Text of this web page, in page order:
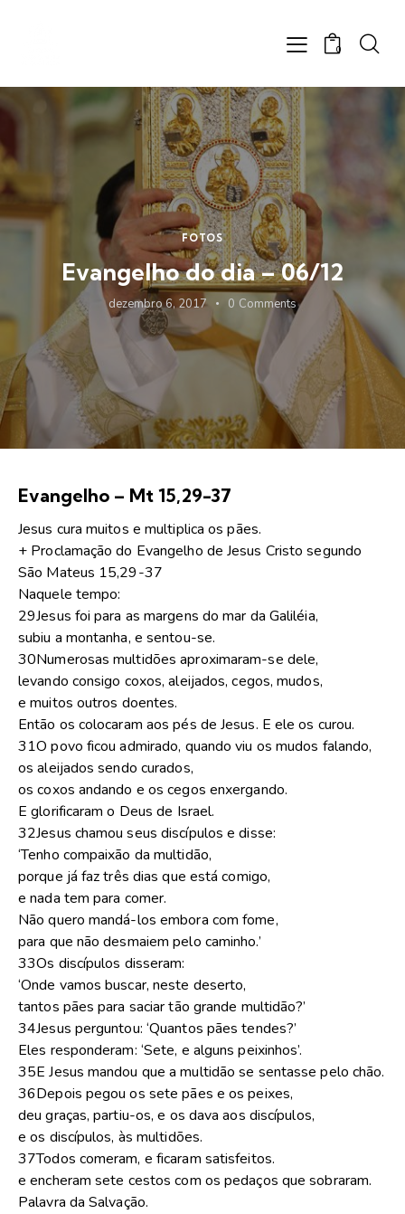
0
FOTOS
Evangelho do dia – 06/12
dezembro 6, 2017 0 Comments
Evangelho – Mt 15,29-37
Jesus cura muitos e multiplica os pães.
+ Proclamação do Evangelho de Jesus Cristo segundo
São Mateus 15,29-37
Naquele tempo:
29Jesus foi para as margens do mar da Galiléia,
subiu a montanha, e sentou-se.
30Numerosas multidões aproximaram-se dele,
levando consigo coxos, aleijados, cegos, mudos,
e muitos outros doentes.
Então os colocaram aos pés de Jesus. E ele os curou.
31O povo ficou admirado, quando viu os mudos falando,
os aleijados sendo curados,
os coxos andando e os cegos enxergando.
E glorificaram o Deus de Israel.
32Jesus chamou seus discípulos e disse:
‘Tenho compaixão da multidão,
porque já faz três dias que está comigo,
e nada tem para comer.
Não quero mandá-los embora com fome,
para que não desmaiem pelo caminho.’
33Os discípulos disseram:
‘Onde vamos buscar, neste deserto,
tantos pães para saciar tão grande multidão?’
34Jesus perguntou: ‘Quantos pães tendes?’
Eles responderam: ‘Sete, e alguns peixinhos’.
35E Jesus mandou que a multidão se sentasse pelo chão.
36Depois pegou os sete pães e os peixes,
deu graças, partiu-os, e os dava aos discípulos,
e os discípulos, às multidões.
37Todos comeram, e ficaram satisfeitos.
e encheram sete cestos com os pedaços que sobraram.
Palavra da Salvação.